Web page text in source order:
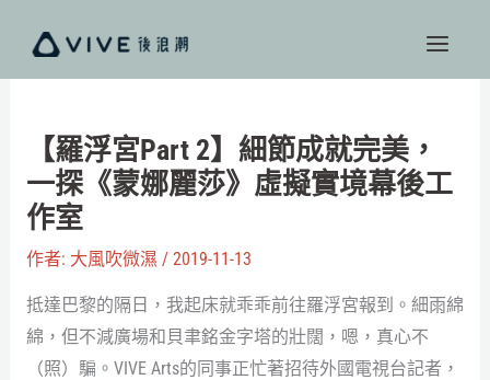
主
【羅浮宮Part 2】細節成就完美，
一探《蒙娜麗莎》虛擬實境幕後工
作室
作者: 大風吹微濕 / 2019-11-13
抵達巴黎的隔日，我起床就乖乖前往羅浮宮報到。細雨綿
綿，但不減廣場和貝聿銘金字塔的壯闊，嗯，真心不
（照）騙。VIVE Arts的同事正忙著招待外國電視台記者，